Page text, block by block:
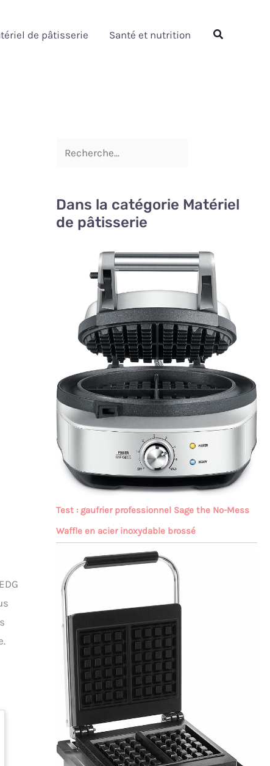
de pâtisserie Santé et nutrition Rechercher
Dans la catégorie Matériel
de pâtisserie
Test : gaufrier professionnel Sage the No-Mess
Waffle en acier inoxydable brossé